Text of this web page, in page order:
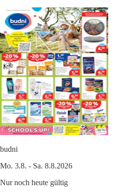
budni
Mo. 3.8. - Sa. 8.8.2026
Nur noch heute gültig